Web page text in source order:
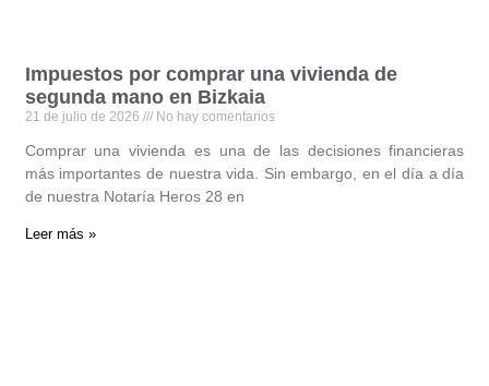
Impuestos por comprar una vivienda de
segunda mano en Bizkaia
21 de julio de 2026 No hay comentarios
Comprar una vivienda es una de las decisiones financieras
más importantes de nuestra vida. Sin embargo, en el día a día
de nuestra Notaría Heros 28 en
Leer más »